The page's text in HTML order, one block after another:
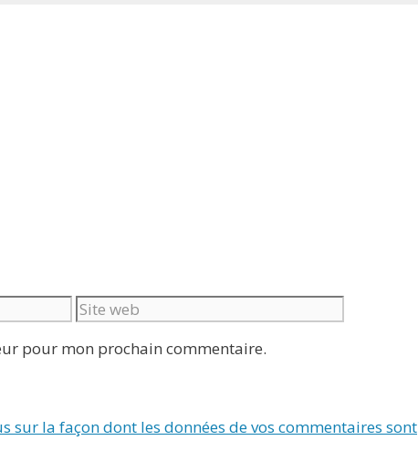
Site
web
pour mon prochain commentaire.
sur la façon dont les données de vos commentaires sont